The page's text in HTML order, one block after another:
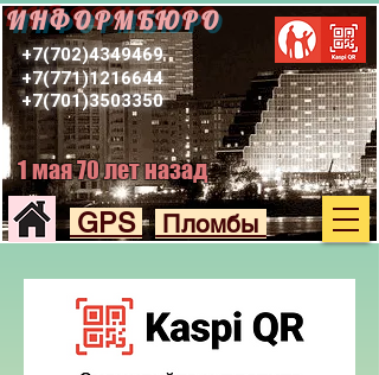
ИНФОРМБЮРО
+7(701)3503350
+7(702)4349469
+7(771)1216644
GPS Пломбы
1 мая 70 лет назад